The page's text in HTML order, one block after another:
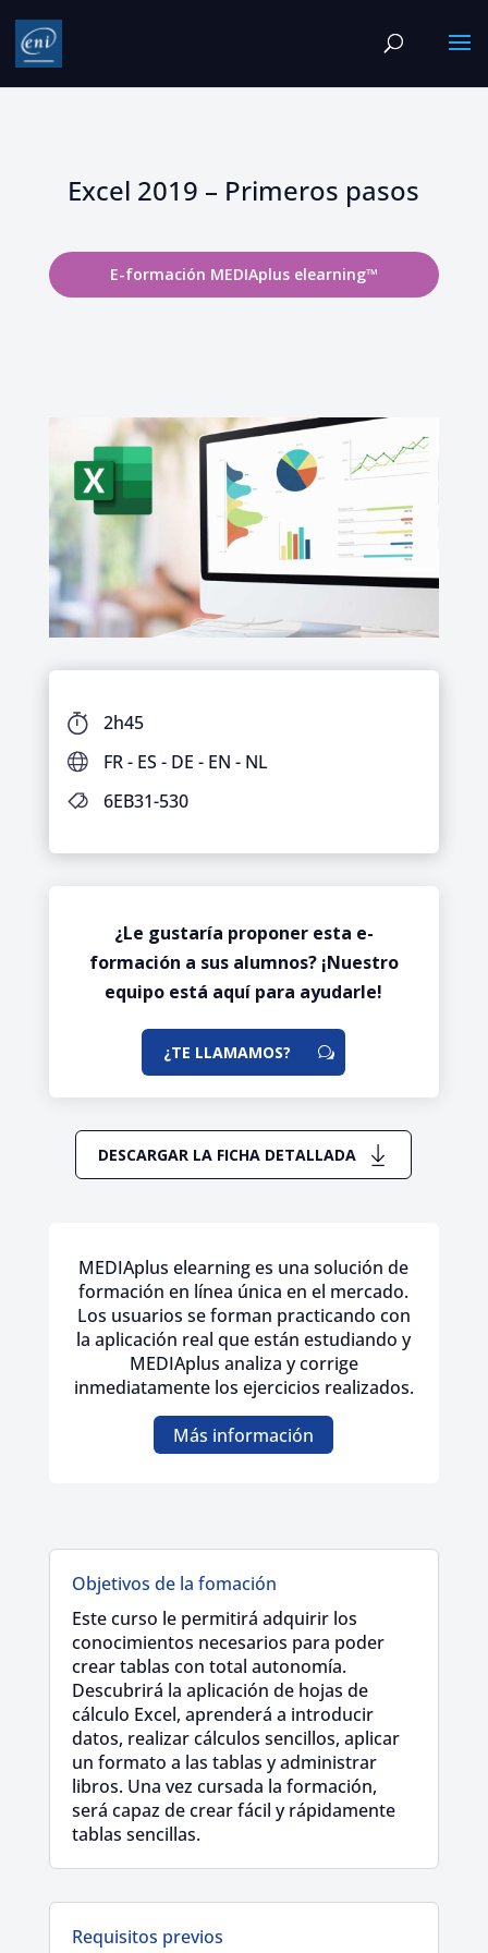
Excel 2019 – Primeros pasos
E-formación MEDIAplus elearning™
2h45
FR - ES - DE - EN - NL
6EB31-530
¿Le gustaría proponer esta e-
formación a sus alumnos? ¡Nuestro
equipo está aquí para ayudarle!
¿TE LLAMAMOS?
DESCARGAR LA FICHA DETALLADA
MEDIAplus elearning es una solución de
formación en línea única en el mercado.
Los usuarios se forman practicando con
la aplicación real que están estudiando y
MEDIAplus analiza y corrige
inmediatamente los ejercicios realizados.
Más información
Objetivos de la fomación
Este curso le permitirá adquirir los
conocimientos necesarios para poder
crear tablas con total autonomía.
Descubrirá la aplicación de hojas de
cálculo Excel, aprenderá a introducir
datos, realizar cálculos sencillos, aplicar
un formato a las tablas y administrar
libros. Una vez cursada la formación,
será capaz de crear fácil y rápidamente
tablas sencillas.
Requisitos previos